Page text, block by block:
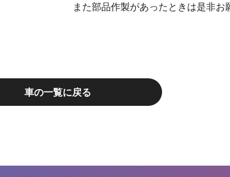
また部品作製があったときは是非お
車の一覧に戻る